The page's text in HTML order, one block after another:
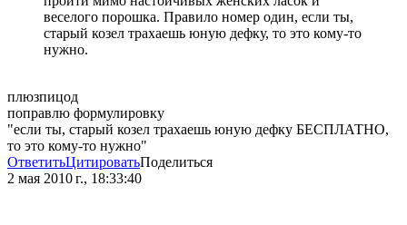
веселого порошка. Правило номер один, если ты,
старый козел трахаешь юную дефку, то это кому-то
нужно.
плюзпицод
поправлю формулировку
"если ты, старый козел трахаешь юную дефку БЕСПЛАТНО,
то это кому-то нужно"
ОтветитьЦитироватьПоделиться
2 мая 2010 г., 18:33:40